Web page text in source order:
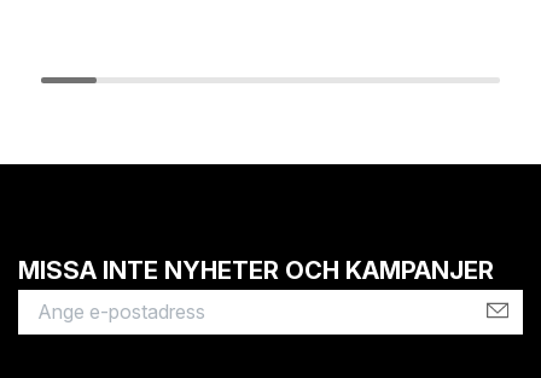
MISSA INTE NYHETER OCH KAMPANJER